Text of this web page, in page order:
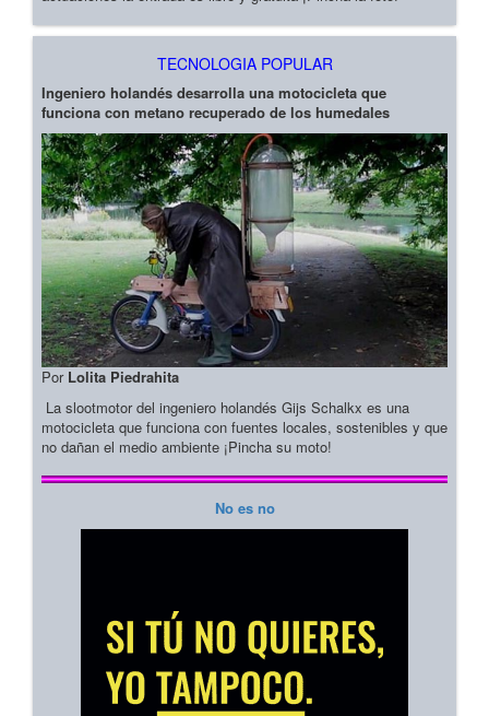
TECNOLOGIA POPULAR
Ingeniero holandés desarrolla una motocicleta que
funciona con metano recuperado de los humedales
Por Lolita Piedrahita
La slootmotor del ingeniero holandés Gijs Schalkx es una
motocicleta que funciona con fuentes locales, sostenibles y que
no dañan el medio ambiente ¡Pincha su moto!
No es no